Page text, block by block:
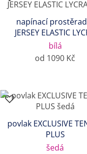
napínací
JERSEY ELASTIC
bílá
od 1090 Kč
povlak EXCLUSIVE
PLUS
šedá